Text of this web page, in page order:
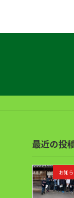
最近の投
お知